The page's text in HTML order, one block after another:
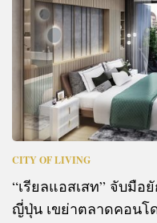
CITY OF LIVING
“เรียลแอสเสท” จับมือ
ญี่ปุ่น เขย่าตลาดคอนโ